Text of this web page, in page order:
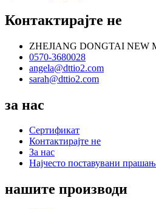
Контактирајте не
ZHEJIANG DONGTAI NEW
0570-3680028
angela@dttio2.com
sarah@dttio2.com
за нас
Сертификат
Контактирајте не
За нас
Најчесто поставувани
нашите производи